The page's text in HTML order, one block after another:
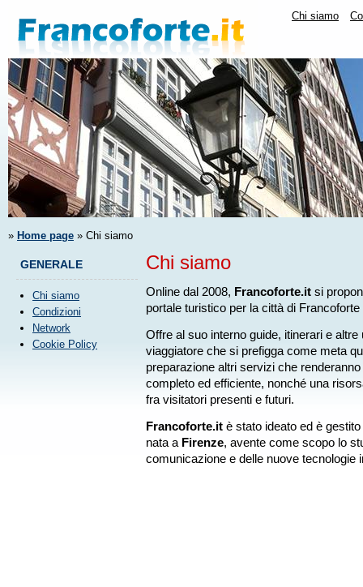
Chi siamo
» Home page » Chi siamo
GENERALE
Chi siamo
Condizioni
Network
Cookie Policy
Chi siamo
Online dal 2008, Francoforte.it si
portale turistico per la città di
Offre al suo interno guide, itinerari e altre
viaggiatore che si prefigga come meta
preparazione altri servizi che renderanno
completo ed efficiente, nonché una
fra visitatori presenti e futuri.
Francoforte.it è stato ideato ed è
nata a Firenze, avente come scopo lo
comunicazione e delle nuove tecnologie